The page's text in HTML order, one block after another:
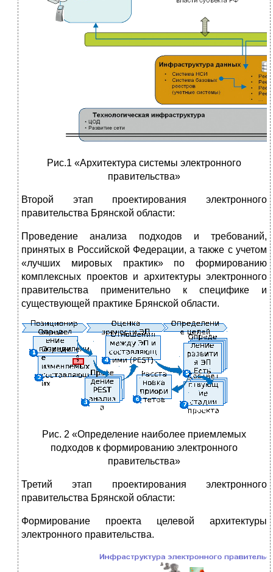
Рис.1 «Архитектура системы электронного
правительства»
Второй этап проектирования электронного
правительства Брянской области:
Проведение анализа подходов и требований,
принятых в Российской Федерации, а также с учетом
«лучших мировых практик» по формированию
комплексных проектов и архитектуры электронного
правительства применительно к специфике и
существующей практике Брянской области.
Рис. 2 «Определение наиболее приемлемых
подходов к формированию электронного
правительства»
Третий этап проектирования электронного
правительства Брянской области:
Формирование проекта целевой архитектуры
электронного правительства.